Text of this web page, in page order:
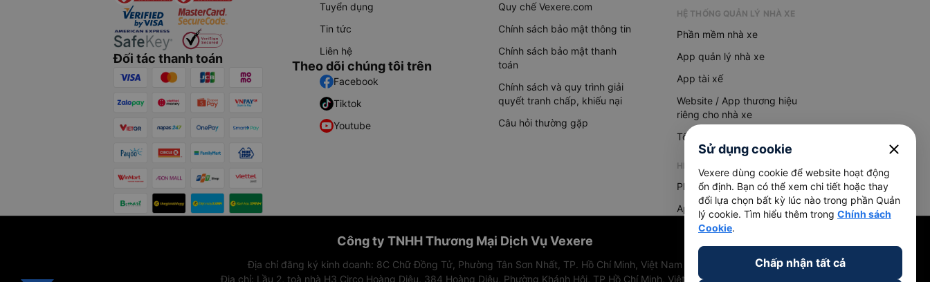
Đối tác thanh toán
Tuyển dụng
Tin tức
Liên hệ
Theo dõi chúng tôi trên
Facebook
Tiktok
Youtube
Quy chế Vexere.com
Chính sách bảo mật thông tin
Chính sách bảo mật thanh
toán
Chính sách và quy trình giải
quyết tranh chấp, khiếu nại
Câu hỏi thường gặp
HỆ THỐNG QUẢN LÝ NHÀ XE
Phần mềm nhà xe
App quản lý nhà xe
App tài xế
Website / App thương hiệu
riêng cho nhà xe
Tổng đài AI
HỆ THỐNG QUẢN LÝ HÀNG HOÁ
Phần mềm quản lý hàng hoá
App quản lý hàng hoá
Công ty TNHH Thương Mại Dịch Vụ Vexere
Địa chỉ đăng ký kinh doanh: 8C Chữ Đồng Tử, Phường Tân Sơn Nhất, TP. Hồ Chí Minh, Việt Nam
Địa chỉ: Lầu 2, toà nhà H3 Circo Hoàng Diệu, 384 Hoàng Diệu, Phường Khánh Hội, TP Hồ Chí Minh, Việt Nam
Sử dụng cookie close
Vexere dùng cookie để website hoạt động
ổn định. Bạn có thể xem chi tiết hoặc thay
đổi lựa chọn bất kỳ lúc nào trong phần Quản
lý cookie. Tìm hiểu thêm trong Chính sách
Cookie.
Chấp nhận tất cả